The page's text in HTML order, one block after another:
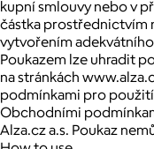
kupní smlouvy nebo v
částka prostřednictvím
vytvořením
Poukazem lze uhradit
na stránkách
podmínkami pro
Obchodními
Alza.cz a.s. Poukaz